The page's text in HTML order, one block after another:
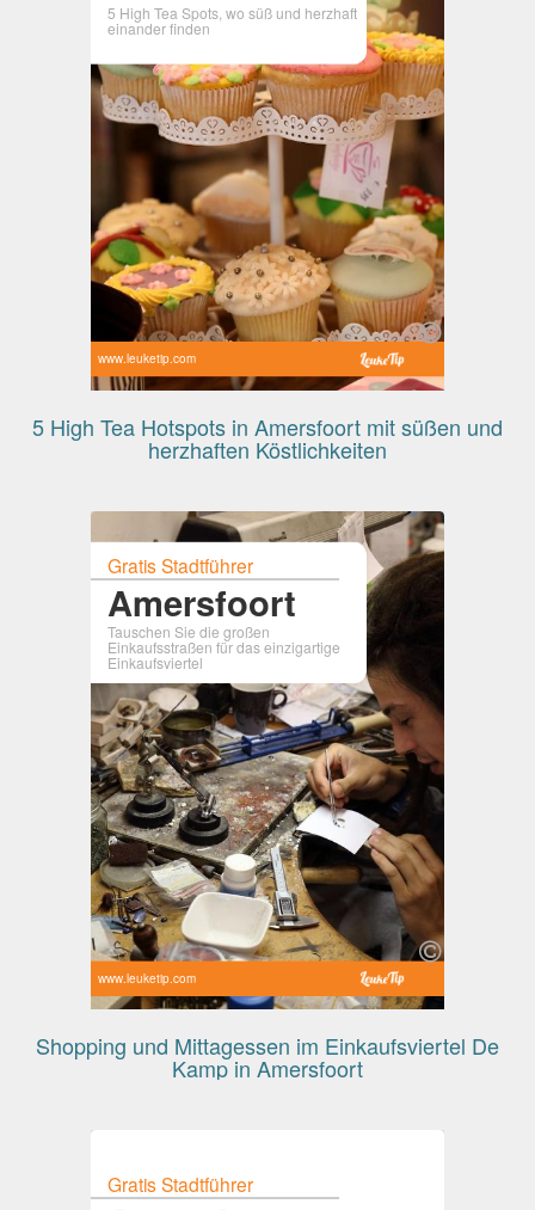
5 High Tea Spots, wo süß und herzhaft
einander finden
www.leuketip.com
5 High Tea Hotspots in Amersfoort mit süßen und
herzhaften Köstlichkeiten
Gratis Stadtführer
Amersfoort
Tauschen Sie die großen
Einkaufsstraßen für das einzigartige
Einkaufsviertel
www.leuketip.com
Shopping und Mittagessen im Einkaufsviertel De
Kamp in Amersfoort
Gratis Stadtführer